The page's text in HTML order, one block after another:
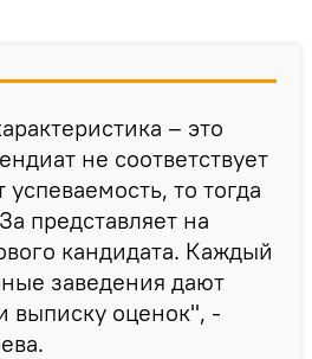
– это
не соответствует
то тогда
представляет на
кандидата. Каждый
заведения дают
выписку оценок", -